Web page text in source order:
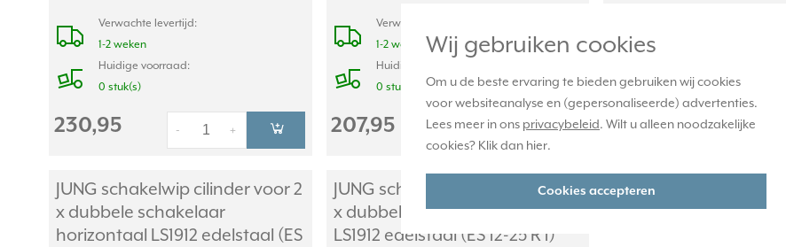
Wij gebruiken cookies
Om u de beste ervaring te bieden gebruiken wij cookies
voor websiteanalyse en (gepersonaliseerde) advertenties.
Lees meer in ons privacybeleid. Wilt u alleen noodzakelijke
cookies? Klik dan hier.
Cookies accepteren
Verwachte levertijd:
1-2 weken
Huidige voorraad:
0 stuk(s)
230,95 +
-
Verwachte levertijd:
1-2 weken
Huidige voorraad:
0 stuk(s)
207,95 +
-
1-2 weken
0 stuk(s)
316,95 -
JUNG schakelwip cilinder voor 2
x dubbele schakelaar
horizontaal LS1912 edelstaal (ES
JUNG schakelwip cilinder voor 2
x dubbele schakelaar verticaal
LS1912 edelstaal (ES 12-25 R 1)